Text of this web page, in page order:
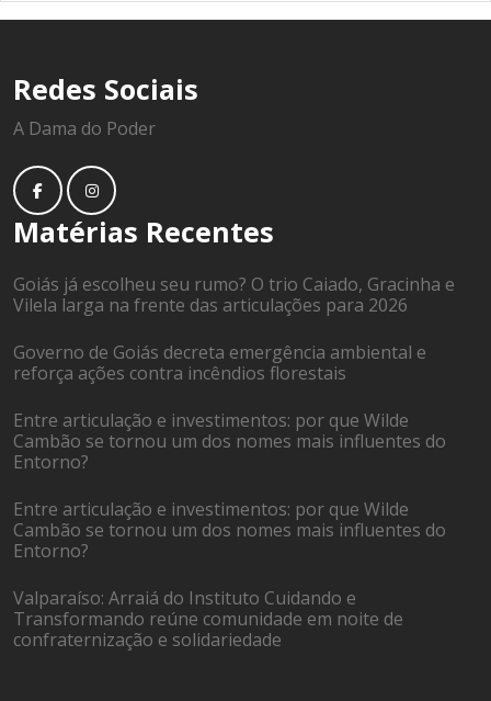
Redes Sociais
A Dama do Poder
Matérias Recentes
Goiás já escolheu seu rumo? O trio Caiado, Gracinha e
Vilela larga na frente das articulações para 2026
Governo de Goiás decreta emergência ambiental e
reforça ações contra incêndios florestais
Entre articulação e investimentos: por que Wilde
Cambão se tornou um dos nomes mais influentes do
Entorno?
Entre articulação e investimentos: por que Wilde
Cambão se tornou um dos nomes mais influentes do
Entorno?
Valparaíso: Arraiá do Instituto Cuidando e
Transformando reúne comunidade em noite de
confraternização e solidariedade